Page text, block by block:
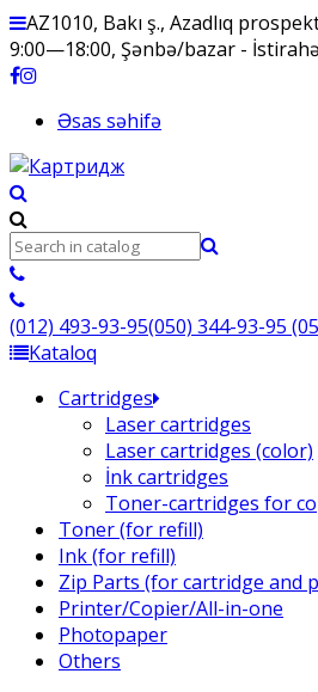
AZ1010, Bakı ş., Azadlıq
9:00—18:00, Şənbə/bazar -
Əsas səhifə
(012) 493-93-95(050) 344-93-95
Kataloq
Cartridges
Laser cartridges
Laser cartridges (color)
İnk cartridges
Toner-cartridges for
Toner (for refill)
Ink (for refill)
Zip Parts (for cartridge and
Printer/Copier/All-in-one
Photopaper
Others